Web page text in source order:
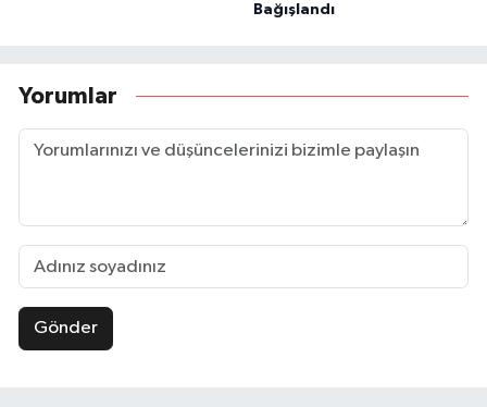
Bağışlandı
Yorumlar
Gönder